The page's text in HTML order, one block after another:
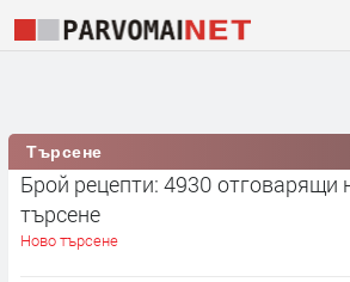
Търсене
Брой рецепти: 4930 отговарящи
търсене
Ново търсене